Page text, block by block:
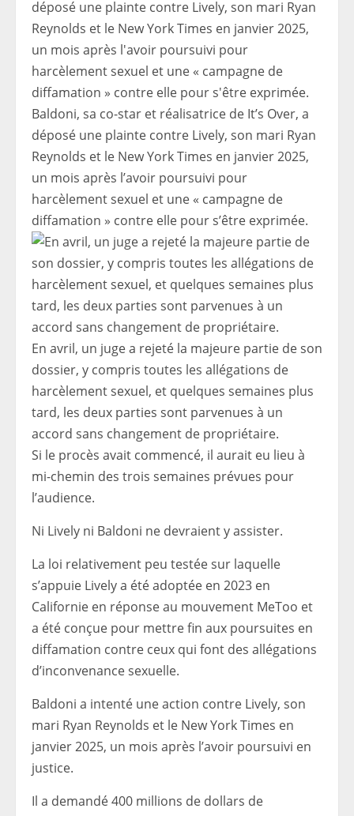
Baldoni, sa co-star et réalisatrice de It’s Over, a
déposé une plainte contre Lively, son mari Ryan
Reynolds et le New York Times en janvier 2025,
un mois après l’avoir poursuivi pour
harcèlement sexuel et une « campagne de
diffamation » contre elle pour s’être exprimée.
En avril, un juge a rejeté la majeure partie de son
dossier, y compris toutes les allégations de
harcèlement sexuel, et quelques semaines plus
tard, les deux parties sont parvenues à un
accord sans changement de propriétaire.
Si le procès avait commencé, il aurait eu lieu à
mi-chemin des trois semaines prévues pour
l’audience.
Ni Lively ni Baldoni ne devraient y assister.
La loi relativement peu testée sur laquelle
s’appuie Lively a été adoptée en 2023 en
Californie en réponse au mouvement MeToo et
a été conçue pour mettre fin aux poursuites en
diffamation contre ceux qui font des allégations
d’inconvenance sexuelle.
Baldoni a intenté une action contre Lively, son
mari Ryan Reynolds et le New York Times en
janvier 2025, un mois après l’avoir poursuivi en
justice.
Il a demandé 400 millions de dollars de